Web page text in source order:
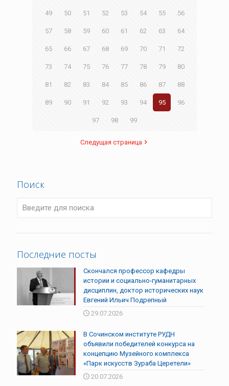
49 50 51 52 53 54 55 56
57 58 59 60 61 62 63 64
65 66 67 68 69 70 71 72
73 74 75 76 77 78 79 80
81 82 83 84 85 86 87 88
89 90 91 92 93 94 95 96
97 98 99
Следущая страница
Поиск
Последние посты
Скончался профессор кафедры
истории и социально-гуманитарных
дисциплин, доктор исторических наук
Евгений Ильич Подрепный
29.07.2026
В Сочинском институте РУДН
объявили победителей конкурса на
концепцию Музейного комплекса
«Парк искусств Зураба Церетели»
20.07.2026